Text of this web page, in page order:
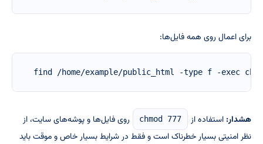
برای اعمال روی همه فایل‌ها:
find /home/example/public_html -type f -exec
هشدار: استفاده از chmod 777
روی فایل‌ها و پوشه‌های سایت، از
نظر امنیتی بسیار خطرناک است و فقط در شرایط بسیار خاص و موقت باید